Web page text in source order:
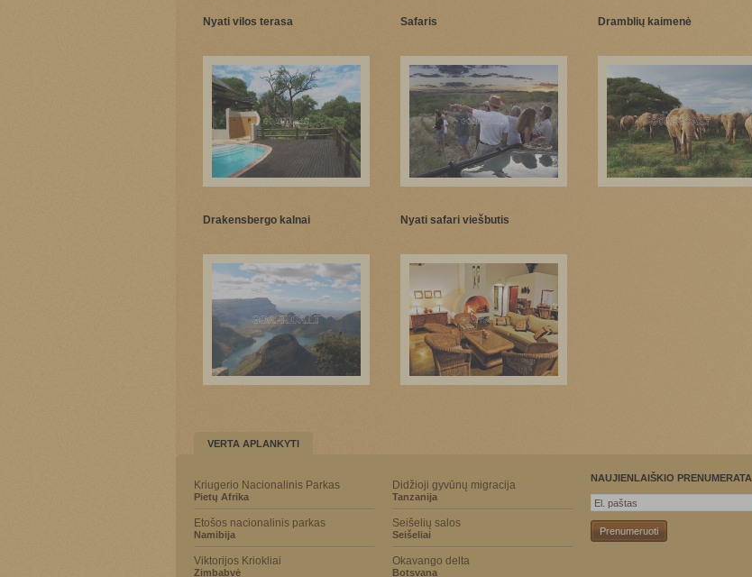
Nyati vilos terasa Safaris Dramblių kaimenė
Drakensbergo kalnai Nyati safari viešbutis
VERTA APLANKYTI
Kriugerio Nacionalinis Parkas
Pietų Afrika
Etošos nacionalinis parkas
Namibija
Viktorijos Kriokliai
Zimbabvė
Didžioji gyvūnų migracija
Tanzanija
Seišelių salos
Seišeliai
Okavango delta
Botsvana
NAUJIENLAIŠKIO PRENUMERATA